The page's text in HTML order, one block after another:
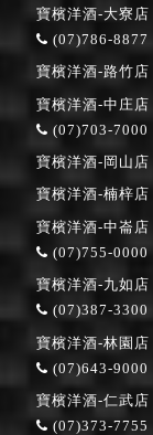
寶檳洋酒-大寮店
(07)786-8877
寶檳洋酒-路竹店
寶檳洋酒-中庄店
(07)703-7000
寶檳洋酒-岡山店
寶檳洋酒-楠梓店
寶檳洋酒-中崙店
(07)755-0000
寶檳洋酒-九如店
(07)387-3300
寶檳洋酒-林園店
(07)643-9000
寶檳洋酒-仁武店
(07)373-7755